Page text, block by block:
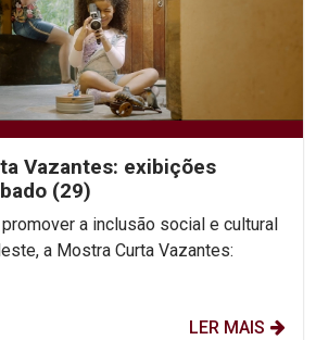
Vazantes: exibições
(29)
a inclusão social e cultural
a Mostra Curta Vazantes:
LER MAIS